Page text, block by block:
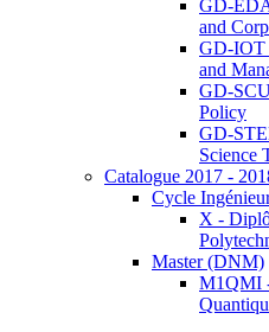
GD-
and
GD-IOT
and
GD-
Policy
GD-
Science
Catalogue 2017 -
Cycle
X -
Master (DNM)
M1QMI